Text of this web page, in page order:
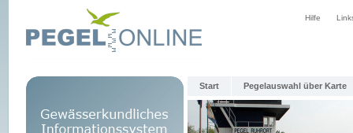
Hilfe
Start Pegelauswahl über Karte